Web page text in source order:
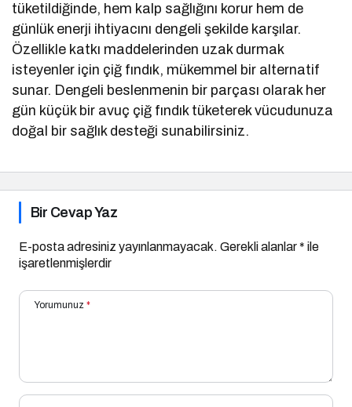
tüketildiğinde, hem kalp sağlığını korur hem de
günlük enerji ihtiyacını dengeli şekilde karşılar.
Özellikle katkı maddelerinden uzak durmak
isteyenler için çiğ fındık, mükemmel bir alternatif
sunar. Dengeli beslenmenin bir parçası olarak her
gün küçük bir avuç çiğ fındık tüketerek vücudunuza
doğal bir sağlık desteği sunabilirsiniz.
Bir Cevap Yaz
E-posta adresiniz yayınlanmayacak. Gerekli alanlar* ile
işaretlenmişlerdir
Yorumunuz *